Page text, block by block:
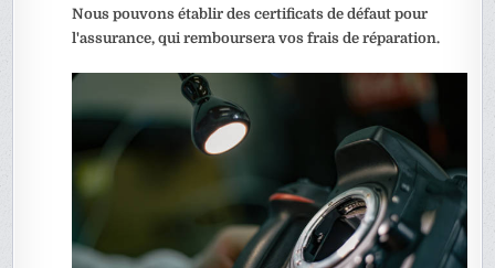
Nous pouvons établir des certificats de défaut pour
l'assurance, qui remboursera vos frais de réparation.